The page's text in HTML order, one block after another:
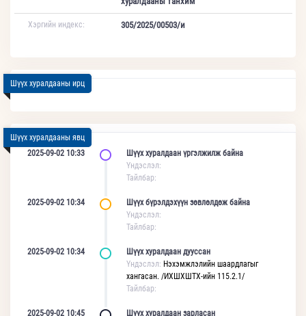
Хэргийн индекс: 305/2025/00503/и
Шүүх хуралдааны ирц
Шүүх хуралдааны явц
2025-09-02 10:33
Шүүх хуралдаан үргэлжилж байна
Үндэслэл:
Тайлбар:
2025-09-02 10:34
Шүүх бүрэлдэхүүн зөвлөлдөж байна
Үндэслэл:
Тайлбар:
2025-09-02 10:34
Шүүх хуралдаан дууссан
Үндэслэл: Нэхэмжлэлийн шаардлагыг
хангасан. /ИХШХШТХ-ийн 115.2.1/
Тайлбар:
2025-09-02 10:45 Шүүх хуралдаан зарласан